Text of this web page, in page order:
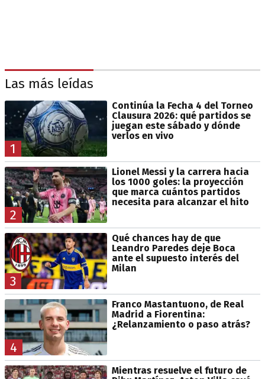
Las más leídas
1
Continúa la Fecha 4 del Torneo
Clausura 2026: qué partidos se
juegan este sábado y dónde
verlos en vivo
2
Lionel Messi y la carrera hacia
los 1000 goles: la proyección
que marca cuántos partidos
necesita para alcanzar el hito
3
Qué chances hay de que
Leandro Paredes deje Boca
ante el supuesto interés del
Milan
4
Franco Mastantuono, de Real
Madrid a Fiorentina:
¿Relanzamiento o paso atrás?
Mientras resuelve el futuro de